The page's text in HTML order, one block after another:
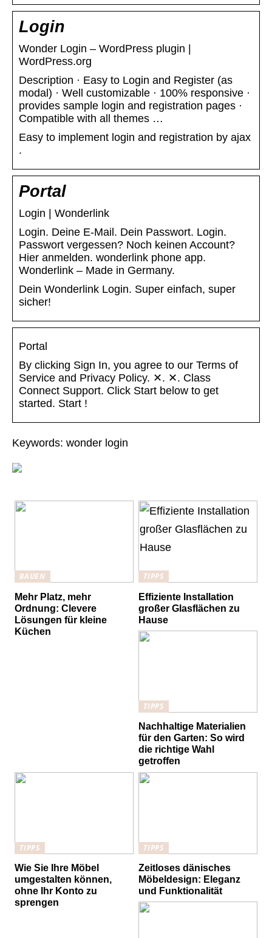
Login
Wonder Login – WordPress plugin |
WordPress.org
Description · Easy to Login and Register (as
modal) · Well customizable · 100% responsive ·
provides sample login and registration pages ·
Compatible with all themes …
Easy to implement login and registration by ajax
.
Portal
Login | Wonderlink
Login. Deine E-Mail. Dein Passwort. Login.
Passwort vergessen? Noch keinen Account?
Hier anmelden. wonderlink phone app.
Wonderlink – Made in Germany.
Dein Wonderlink Login. Super einfach, super
sicher!
Portal
By clicking Sign In, you agree to our Terms of
Service and Privacy Policy. ✕. ✕. Class
Connect Support. Click Start below to get
started. Start !
Keywords: wonder login
BAUEN
Mehr Platz, mehr
Ordnung: Clevere
Lösungen für kleine
Küchen
TIPPS
Effiziente Installation
großer Glasflächen zu
Hause
TIPPS
Nachhaltige Materialien
für den Garten: So wird
die richtige Wahl
getroffen
TIPPS
Wie Sie Ihre Möbel
umgestalten können,
ohne Ihr Konto zu
sprengen
TIPPS
Zeitloses dänisches
Möbeldesign: Eleganz
und Funktionalität